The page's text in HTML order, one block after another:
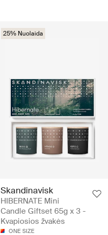
25% Nuolaida
Skandinavisk
HIBERNATE Mini
Candle Giftset 65g x 3 -
Kvapiosios žvakės
ONE SIZE